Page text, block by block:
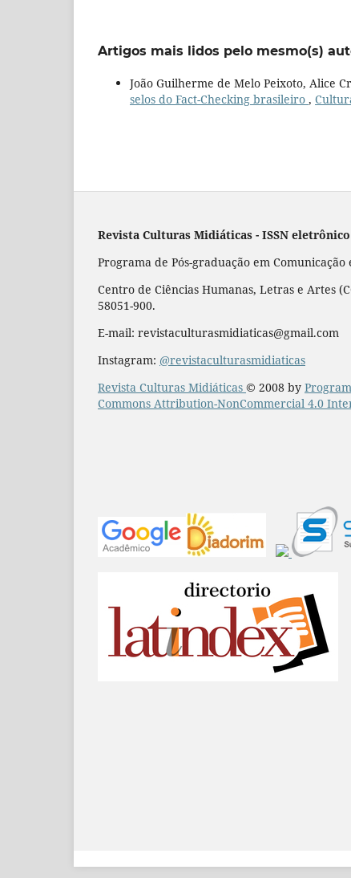
Artigos mais lidos pelo mesmo(s)
João Guilherme de Melo Peixoto, Alice
selos do Fact-Checking brasileiro ,
Revista Culturas Midiáticas - ISSN
Programa de Pós-graduação em
Centro de Ciências Humanas, Letras e Artes
58051-900.
E-mail: revistaculturasmidiaticas@gmail.com
Instagram: @revistaculturasmidiaticas
Revista Culturas Midiáticas © 2008 by
Commons Attribution-NonCommercial 4.0